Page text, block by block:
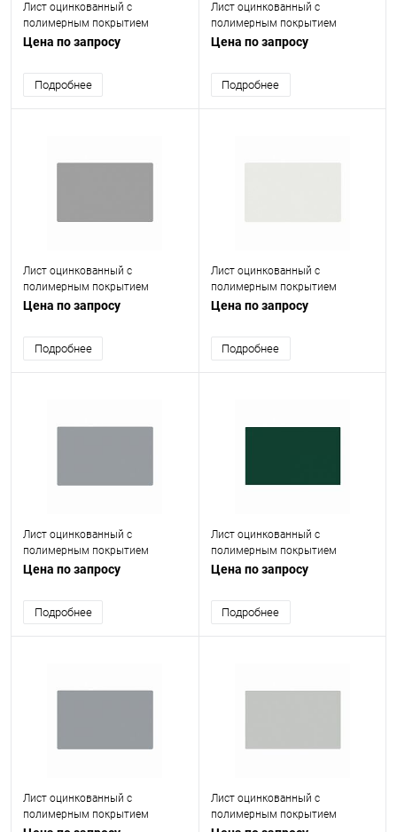
Лист оцинкованный с
полимерным покрытием
(окрашенный) 0.8 мм RAL 9002
Цена по запросу
Подробнее
Лист оцинкованный с
полимерным покрытием
(окрашенный) 0.8 мм RAL 7004
Цена по запросу
Подробнее
Лист оцинкованный с
полимерным покрытием
(окрашенный) 0.65 мм RAL 9006
Цена по запросу
Подробнее
Лист оцинкованный с
полимерным покрытием
(окрашенный) 0.45 мм RAL 9003
Цена по запросу
Подробнее
Лист оцинкованный с
полимерным покрытием
(окрашенный) 0.45 мм RAL 7040
Цена по запросу
Подробнее
Лист оцинкованный с
полимерным покрытием
(окрашенный) 0.9 мм RAL 6005
Цена по запросу
Подробнее
Лист оцинкованный с
полимерным покрытием
Лист оцинкованный с
полимерным покрытием